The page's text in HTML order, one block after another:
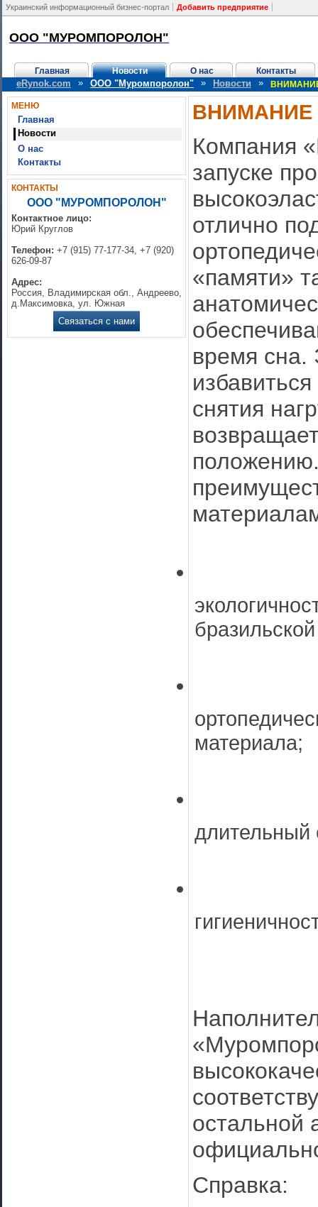
Украинский информационный бизнес-портал Добавить предприятие
ООО "МУРОМПОРОЛОН"
Главная Новости О нас Контакты
eRynok.com » ООО "Муромпоролон" » Новости »
МЕНЮ
Главная
Новости
О нас
Контакты
КОНТАКТЫ
ООО "МУРОМПОРОЛОН"
Контактное лицо:
Юрий Круглов
Телефон: +7 (915) 77-177-34, +7 (920)
626-09-87
Адрес:
Россия, Владимирская обл., Андреево,
д.Максимовка, ул. Южная
Связаться с нами
Компания
запуске
отлично
«памяти»
время сна.
снятия
материала;
длительный
остальной
Справка: